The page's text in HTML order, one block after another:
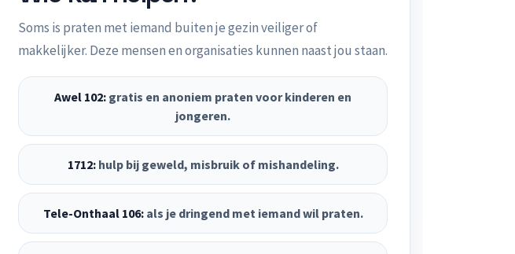
Soms is praten met iemand buiten je gezin veiliger of
makkelijker. Deze mensen en organisaties kunnen naast jou staan.
Awel 102: gratis en anoniem praten voor kinderen en
jongeren.
1712:hulp bij geweld, misbruik of mishandeling.
Tele-Onthaal 106:als je dringend met iemand wil praten.